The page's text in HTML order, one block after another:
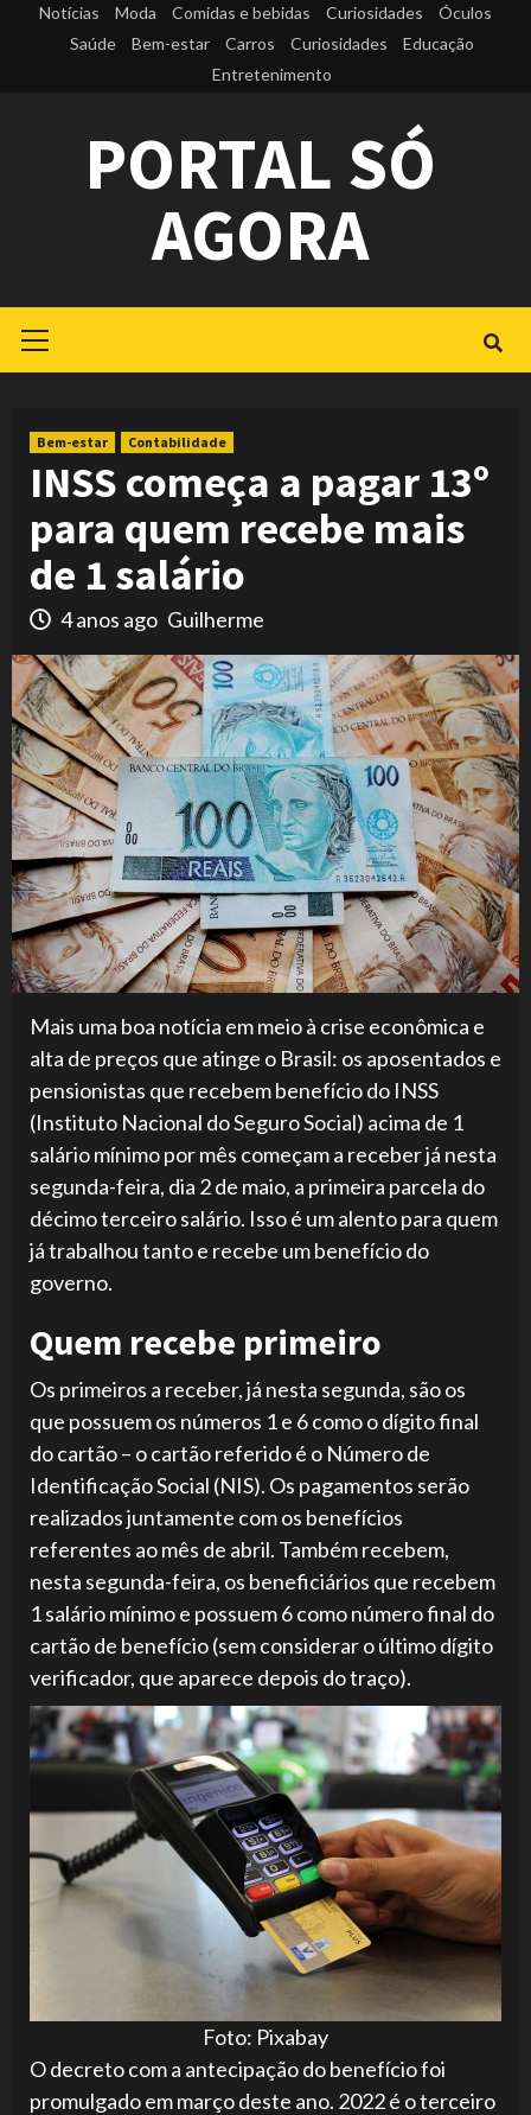
Notícias Moda Comidas e bebidas Curiosidades
Óculos
Saúde
Bem-estar Carros Curiosidades
Educação
Entretenimento
PORTAL SÓ
AGORA
Menu
Bem-estar Contabilidade
INSS começa a pagar 13º
para quem recebe mais
de 1 salário
4 anos ago Guilherme
Mais uma boa notícia em meio à crise econômica e
alta de preços que atinge o Brasil: os aposentados e
pensionistas que recebem benefício do INSS
(Instituto Nacional do Seguro Social) acima de 1
salário mínimo por mês começam a receber já nesta
segunda-feira, dia 2 de maio, a primeira parcela do
décimo terceiro salário. Isso é um alento para quem
já trabalhou tanto e recebe um benefício do
governo.
Quem recebe primeiro
Os primeiros a receber, já nesta segunda, são os
que possuem os números 1 e 6 como o dígito final
do cartão – o cartão referido é o Número de
Identificação Social (NIS). Os pagamentos serão
realizados juntamente com os benefícios
referentes ao mês de abril. Também recebem,
nesta segunda-feira, os beneficiários que recebem
1 salário mínimo e possuem 6 como número final do
cartão de benefício (sem considerar o último dígito
verificador, que aparece depois do traço).
Foto: Pixabay
O decreto com a antecipação do benefício foi
promulgado em março deste ano. 2022 é o terceiro